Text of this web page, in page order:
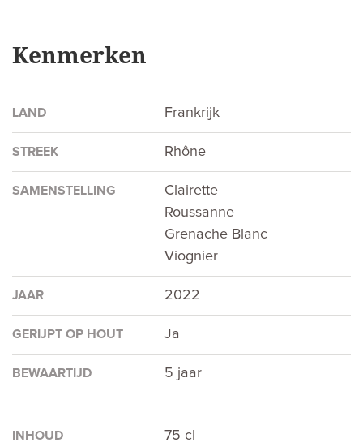
Kenmerken
LAND Frankrijk
STREEK Rhône
SAMENSTELLING
Clairette
Roussanne
Grenache Blanc
Viognier
JAAR 2022
GERIJPT OP HOUT Ja
BEWAARTIJD 5 jaar
INHOUD 75 cl